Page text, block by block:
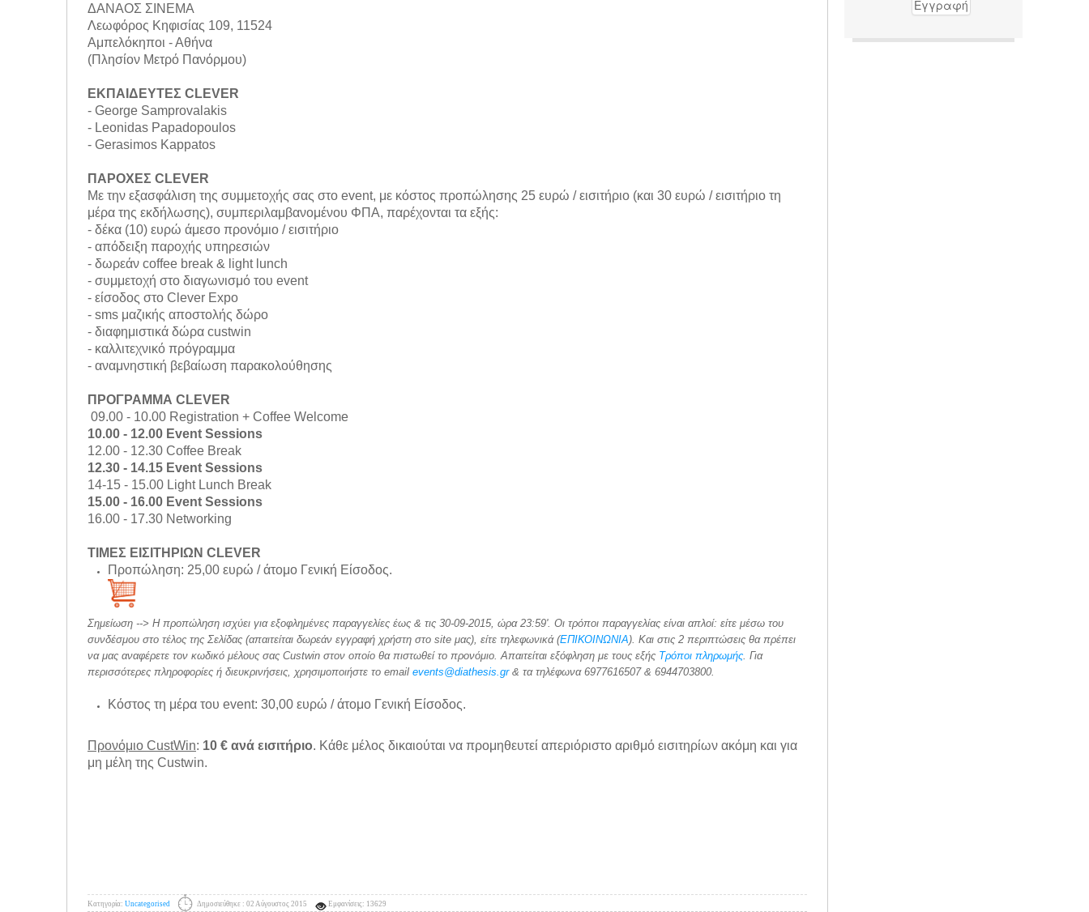
ΔΑΝΑΟΣ ΣΙΝΕΜΑ
Λεωφόρος Κηφισίας 109, 11524
Αμπελόκηποι - Αθήνα
(Πλησίον Μετρό Πανόρμου)
ΕΚΠΑΙΔΕΥΤΕΣ CLEVER
- George Samprovalakis
- Leonidas Papadopoulos
- Gerasimos Kappatos
ΠΑΡΟΧΕΣ CLEVER
Με την εξασφάλιση της συμμετοχής σας στο event, με κόστος προπώλησης 25 ευρώ / εισιτήριο (και 30 ευρώ / εισιτήριο τη
μέρα της εκδήλωσης), συμπεριλαμβανομένου ΦΠΑ, παρέχονται τα εξής:
- δέκα (10) ευρώ άμεσο προνόμιο / εισιτήριο
- απόδειξη παροχής υπηρεσιών
- δωρεάν coffee break & light lunch
- συμμετοχή στο διαγωνισμό του event
- είσοδος στο Clever Expo
- sms μαζικής αποστολής δώρο
- διαφημιστικά δώρα custwin
- καλλιτεχνικό πρόγραμμα
- αναμνηστική βεβαίωση παρακολούθησης
ΠΡΟΓΡΑΜΜΑ CLEVER
09.00 - 10.00 Registration + Coffee Welcome
10.00 - 12.00 Event Sessions
12.00 - 12.30 Coffee Break
12.30 - 14.15 Event Sessions
14-15 - 15.00 Light Lunch Break
15.00 - 16.00 Event Sessions
16.00 - 17.30 Networking
ΤΙΜΕΣ ΕΙΣΙΤΗΡΙΩΝ CLEVER
Προπώληση: 25,00 ευρώ / άτομο Γενική Είσοδος.
Σημείωση --> Η προπώληση ισχύει για εξοφλημένες παραγγελίες έως & τις 30-09-2015, ώρα 23:59'. Οι τρόποι παραγγελίας είναι απλοί: είτε μέσω του
συνδέσμου στο τέλος της Σελίδας (απαιτείται δωρεάν εγγραφή χρήστη στο site μας), είτε τηλεφωνικά (ΕΠΙΚΟΙΝΩΝΙΑ). Και στις 2 περιπτώσεις θα πρέπει
να μας αναφέρετε τον κωδικό μέλους σας Custwin στον οποίο θα πιστωθεί το προνόμιο. Απαιτείται εξόφληση με τους εξής Τρόποι πληρωμής. Για
περισσότερες πληροφορίες ή διευκρινήσεις, χρησιμοποιήστε το email events@diathesis.gr& τα τηλέφωνα 6977616507 & 6944703800.
Κόστος τη μέρα του event: 30,00 ευρώ / άτομο Γενική Είσοδος.
Προνόμιο CustWin: 10 € ανά εισιτήριο. Κάθε μέλος δικαιούται να προμηθευτεί απεριόριστο αριθμό εισιτηρίων ακόμη και για
μη μέλη της Custwin.
Κατηγορία: Uncategorised Δημοσιεύθηκε : 02 Αύγουστος 2015 Εμφανίσεις: 13629